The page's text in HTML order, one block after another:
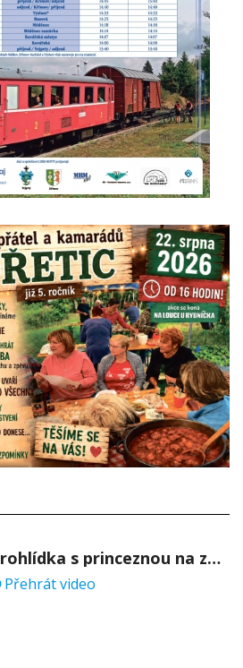
Prohlídka s princeznou na zámku Stekník
Přehrát video